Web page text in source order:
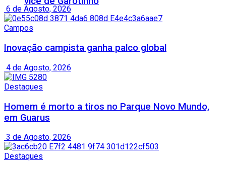
6 de Agosto, 2026
Campos
Inovação campista ganha palco global
4 de Agosto, 2026
Destaques
Homem é morto a tiros no Parque Novo Mundo,
em Guarus
3 de Agosto, 2026
Destaques